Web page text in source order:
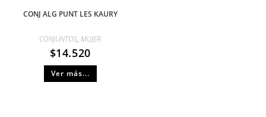
CONJ ALG PUNT LES KAURY
CONJUNTOS,MUJER
$14.520
Ver más...